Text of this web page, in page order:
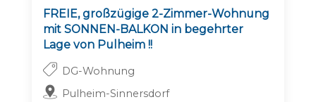
FREIE, großzügige 2-Zimmer-Wohnung
mit SONNEN-BALKON in begehrter
Lage von Pulheim !!
DG-Wohnung
Pulheim-Sinnersdorf